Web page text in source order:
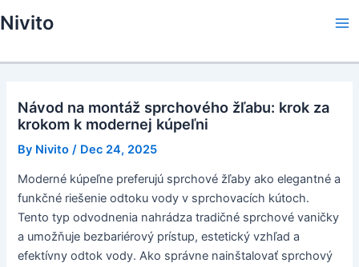
to
Nivito
Návod na montáž sprchového žľabu: krok za
krokom k modernej kúpeľni
By Nivito / Dec 24, 2025
Moderné kúpeľne preferujú sprchové žľaby ako elegantné a
funkčné riešenie odtoku vody v sprchovacích kútoch.
Tento typ odvodnenia nahrádza tradičné sprchové vaničky
a umožňuje bezbariérový prístup, estetický vzhľad a
efektívny odtok vody. Ako správne nainštalovať sprchový